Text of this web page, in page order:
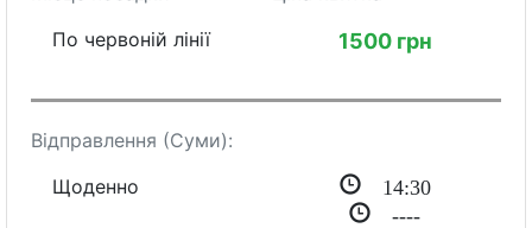
По червоній лінії
1500 грн
Відправлення (Суми):
Щоденно
14:30
----